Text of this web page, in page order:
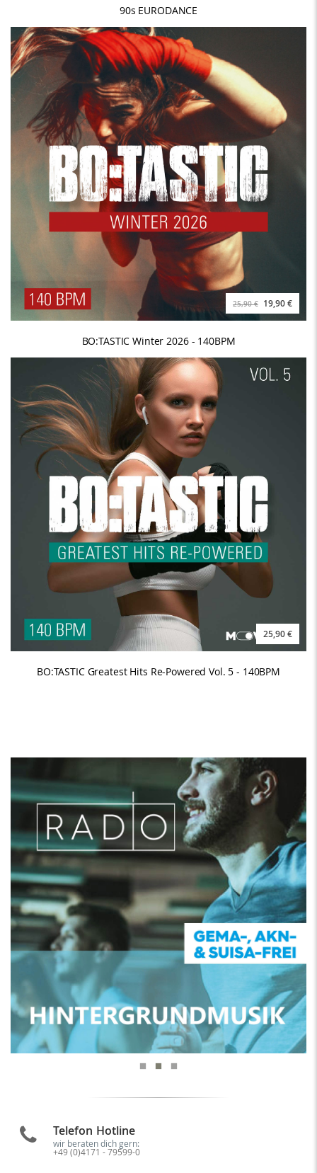
90s EURODANCE
25,90 € 19,90 €
BO:TASTIC Winter 2026 - 140BPM
25,90 €
BO:TASTIC Greatest Hits Re-Powered Vol. 5 - 140BPM
Telefon Hotline
wir beraten dich gern:
+49 (0)4171 - 79599-0